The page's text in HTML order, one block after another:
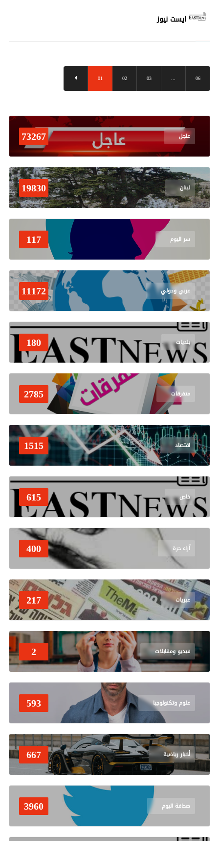
ايست نيوز
01 02 03 ... 06
عاجل 73267
لبنان 19830
سر اليوم 117
عربي ودولي 11172
بلديات 180
متفرقات 2785
اقتصاد 1515
خاص 615
آراء حرة 400
عبريات 217
فيديو ومقابلات 2
علوم وتكنولوجيا 593
أخبار رياضية 667
صحافة اليوم 3960